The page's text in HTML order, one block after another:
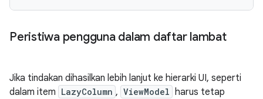
Peristiwa pengguna dalam daftar lambat
Jika tindakan dihasilkan lebih lanjut ke hierarki UI, seperti
dalam item LazyColumn , ViewModel harus tetap